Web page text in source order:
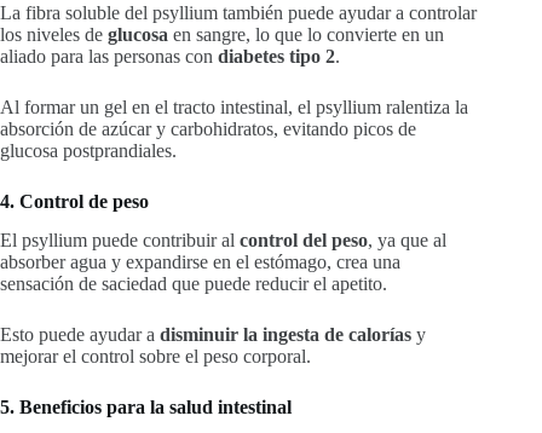
La fibra soluble del psyllium también puede ayudar a controlar
los niveles de glucosa en sangre, lo que lo convierte en un
aliado para las personas con diabetes tipo 2.
Al formar un gel en el tracto intestinal, el psyllium ralentiza la
absorción de azúcar y carbohidratos, evitando picos de
glucosa postprandiales.
4. Control de peso
El psyllium puede contribuir al control del peso, ya que al
absorber agua y expandirse en el estómago, crea una
sensación de saciedad que puede reducir el apetito.
Esto puede ayudar a disminuir la ingesta de calorías y
mejorar el control sobre el peso corporal.
5. Beneficios para la salud intestinal